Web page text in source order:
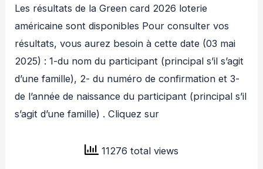
Les résultats de la Green card 2026 loterie
américaine sont disponibles Pour consulter vos
résultats, vous aurez besoin à cette date (03 mai
2025) : 1-du nom du participant (principal s’il s’agit
d’une famille), 2- du numéro de confirmation et 3-
de l’année de naissance du participant (principal s’il
s’agit d’une famille) . Cliquez sur
11276 total views